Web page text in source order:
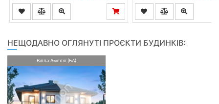
НЕЩОДАВНО ОГЛЯНУТІ ПРОЄКТИ БУДИНКІВ:
Вілла Амелія (БА)